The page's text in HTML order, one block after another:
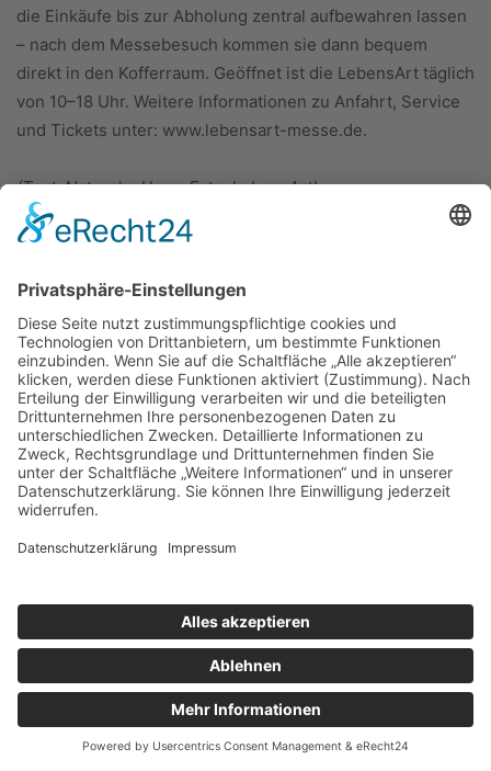
die Einkäufe bis zur Abholung zentral aufbewahren lassen
– nach dem Messebesuch kommen sie dann bequem
direkt in den Kofferraum. Geöffnet ist die LebensArt täglich
von 10–18 Uhr. Weitere Informationen zu Anfahrt, Service
und Tickets unter: www.lebensart-messe.de.
(Text: Natascha Haag; Foto: LebensArt)
ÜBER UNS
KIEL LOKAL
Carsten Frahm Verlag, Inhaber Carsten Frahm
24113 Kiel
Kontaktieren Sie uns:redaktion@kiellokal.de
Kontakt Impressum Datenschutz
Realisierung: brünger.media